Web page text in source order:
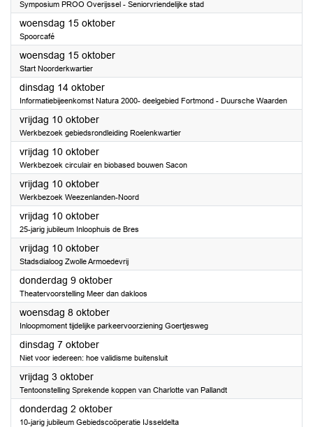
Symposium PROO Overijssel - Seniorvriendelijke stad
woensdag 15 oktober2025
Spoorcafé
woensdag 15 oktober2025
Start Noorderkwartier
dinsdag 14 oktober2025
Informatiebijeenkomst Natura 2000- deelgebied Fortmond - Duursche Waarden
vrijdag 10 oktober2025
Werkbezoek gebiedsrondleiding Roelenkwartier
vrijdag 10 oktober2025
Werkbezoek circulair en biobased bouwen Sacon
vrijdag 10 oktober2025
Werkbezoek Weezenlanden-Noord
vrijdag 10 oktober2025
25-jarig jubileum Inloophuis de Bres
vrijdag 10 oktober2025
Stadsdialoog Zwolle Armoedevrij
donderdag 9 oktober2025
Theatervoorstelling Meer dan dakloos
woensdag 8 oktober2025
Inloopmoment tijdelijke parkeervoorziening Goertjesweg
dinsdag 7 oktober2025
Niet voor iedereen: hoe validisme buitensluit
vrijdag 3 oktober2025
Tentoonstelling Sprekende koppen van Charlotte van Pallandt
donderdag 2 oktober2025
10-jarig jubileum Gebiedscoöperatie IJsseldelta